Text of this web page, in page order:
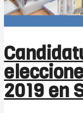
2019 en